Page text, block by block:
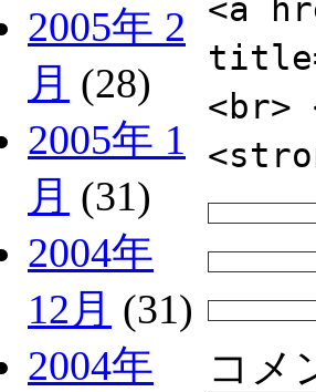
2005年 2
月 (28)
2005年 1
月 (31)
2004年
12月 (31)
2004年
<a
<br>
コメ